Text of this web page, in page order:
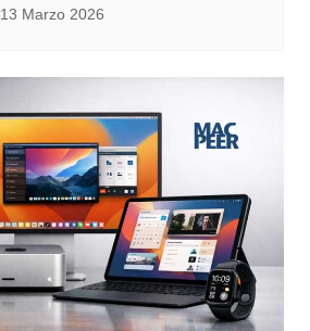
13 Marzo 2026